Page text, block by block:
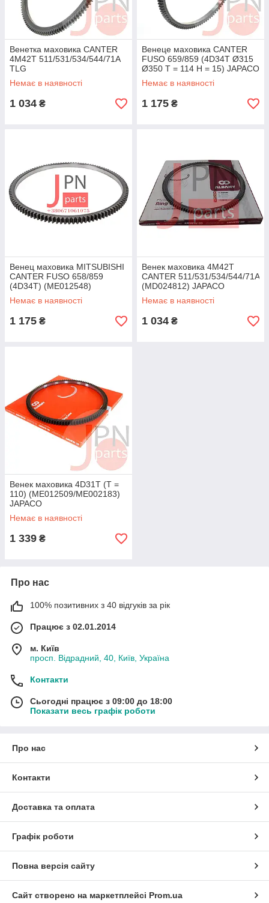
Венетка маховика CANTER
4M42T 511/531/534/544/71A
TLG
Немає в наявності
1 034 ₴
Венеце маховика CANTER
FUSO 659/859 (4D34T Ø315
Ø350 T = 114 H = 15) JAPACO
Немає в наявності
1 175 ₴
Венец маховика MITSUBISHI
CANTER FUSO 658/859
(4D34T) (ME012548)
Немає в наявності
1 175 ₴
Венек маховика 4M42T
CANTER 511/531/534/544/71A
(MD024812) JAPACO
Немає в наявності
1 034 ₴
Венек маховика 4D31T (T =
110) (ME012509/ME002183)
JAPACO
Немає в наявності
1 339 ₴
Про нас
100% позитивних з 40 відгуків за рік
Працює з 02.01.2014
м. Київ
просп. Відрадний, 40, Київ, Україна
Контакти
Сьогодні працює з 09:00 до 18:00
Показати весь графік роботи
Про нас
Контакти
Доставка та оплата
Графік роботи
Повна версія сайту
Сайт створено на маркетплейсі Prom.ua